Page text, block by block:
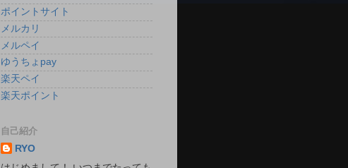
ポイントサイト
メルカリ
メルペイ
ゆうちょpay
楽天ペイ
楽天ポイント
自己紹介
RYO